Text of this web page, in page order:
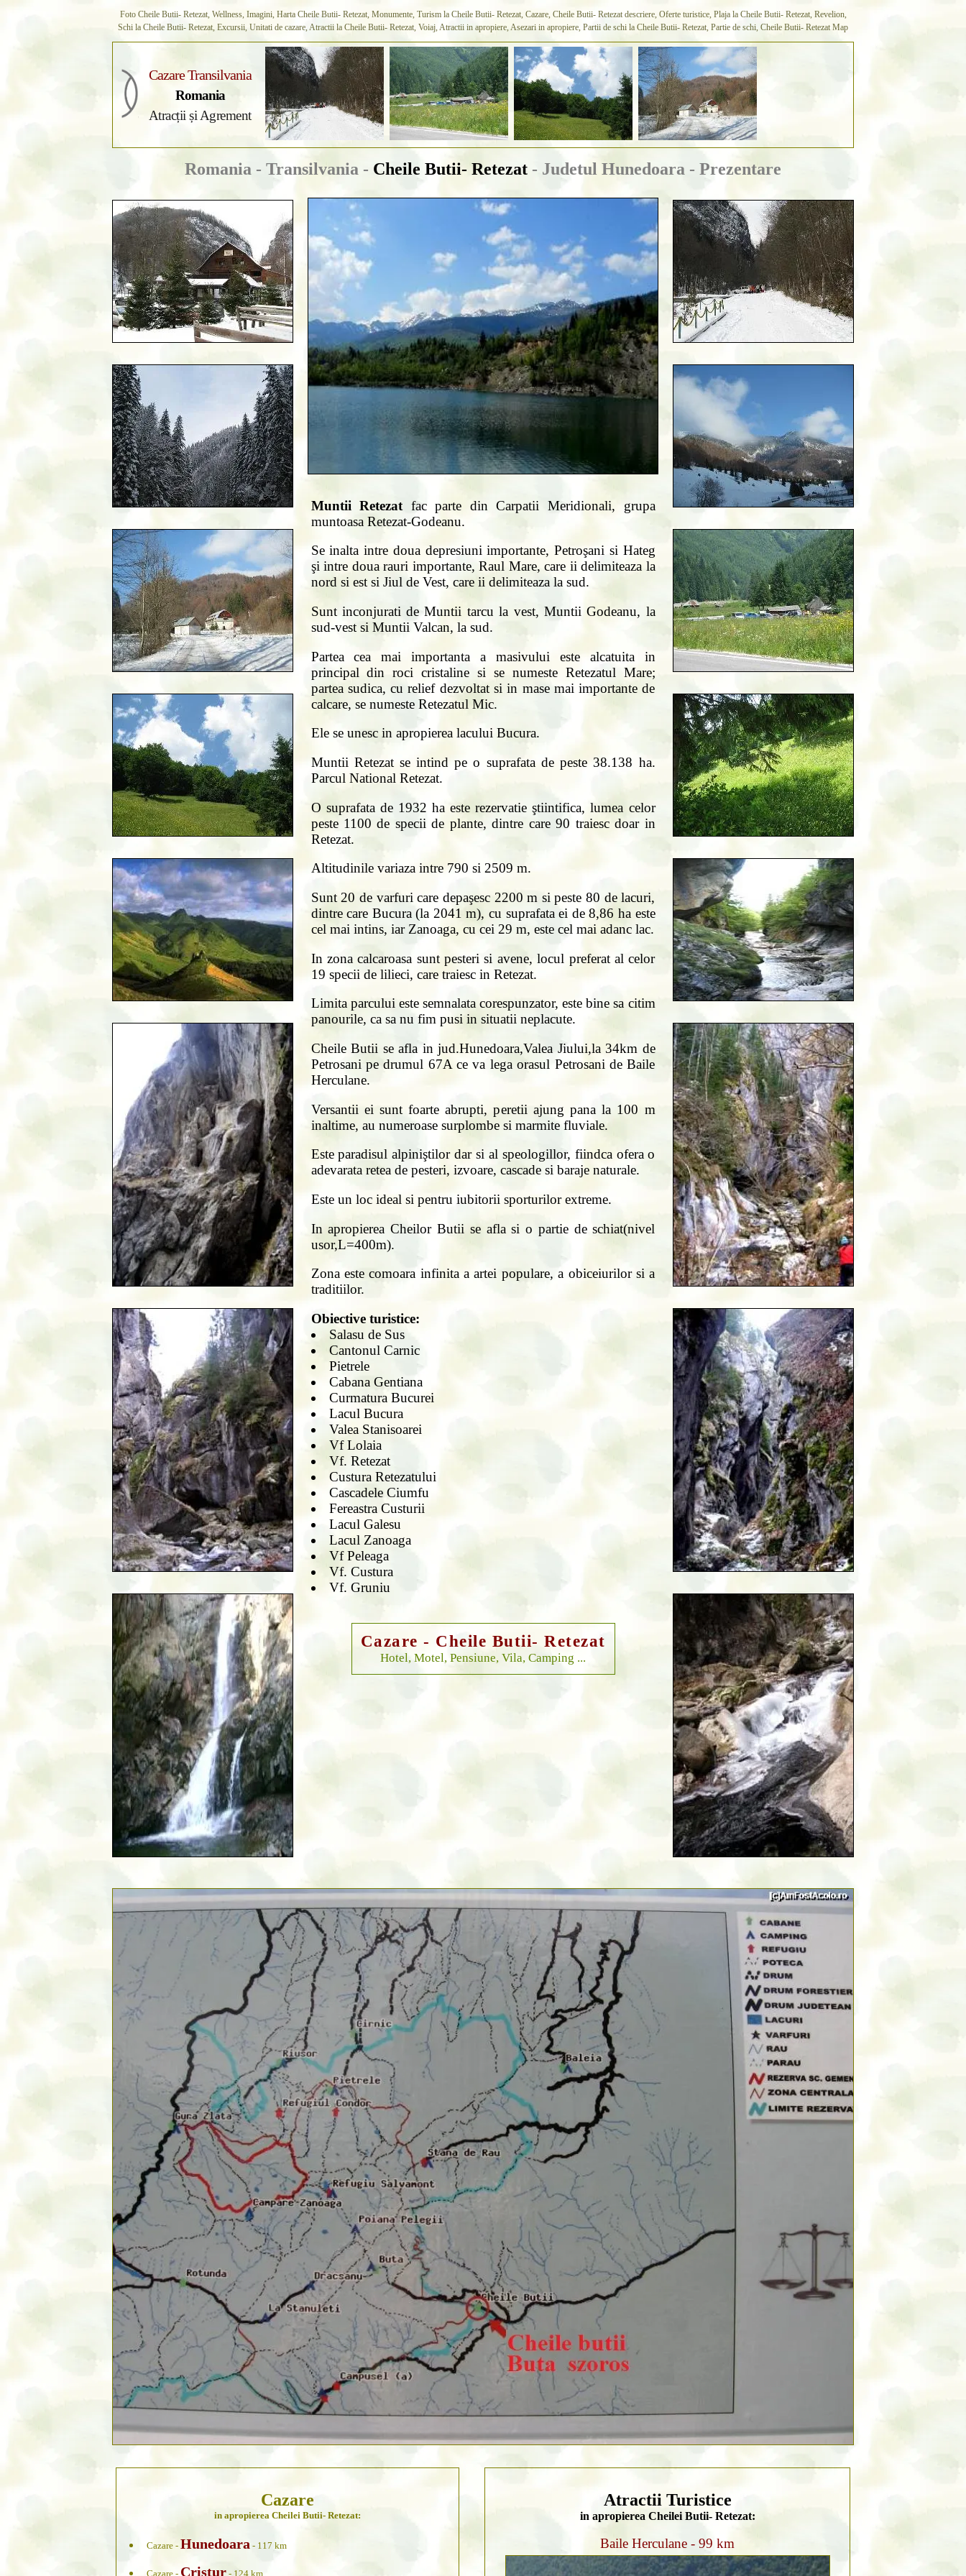
Foto Cheile Butii- Retezat, Wellness, Imagini, Harta Cheile Butii- Retezat, Monumente, Turism la Cheile Butii- Retezat, Cazare, Cheile Butii- Retezat descriere, Oferte turistice, Plaja la Cheile Butii- Retezat, Revelion,
Schi la Cheile Butii- Retezat, Excursii, Unitati de cazare, Atractii la Cheile Butii- Retezat, Voiaj, Atractii in apropiere, Asezari in apropiere, Partii de schi la Cheile Butii- Retezat, Partie de schi, Cheile Butii- Retezat Map
Cazare Transilvania
Romania
Atracții și Agrement
Romania - Transilvania - Cheile Butii- Retezat - Judetul Hunedoara - Prezentare
Muntii Retezat fac parte din Carpatii Meridionali, grupa
muntoasa Retezat-Godeanu.
Se inalta intre doua depresiuni importante, Petroşani si Hateg
şi intre doua rauri importante, Raul Mare, care ii delimiteaza la
nord si est si Jiul de Vest, care ii delimiteaza la sud.
Sunt inconjurati de Muntii tarcu la vest, Muntii Godeanu, la
sud-vest si Muntii Valcan, la sud.
Partea cea mai importanta a masivului este alcatuita in
principal din roci cristaline si se numeste Retezatul Mare;
partea sudica, cu relief dezvoltat si in mase mai importante de
calcare, se numeste Retezatul Mic.
Ele se unesc in apropierea lacului Bucura.
Muntii Retezat se intind pe o suprafata de peste 38.138 ha.
Parcul National Retezat.
O suprafata de 1932 ha este rezervatie ştiintifica, lumea celor
peste 1100 de specii de plante, dintre care 90 traiesc doar in
Retezat.
Altitudinile variaza intre 790 si 2509 m.
Sunt 20 de varfuri care depaşesc 2200 m si peste 80 de lacuri,
dintre care Bucura (la 2041 m), cu suprafata ei de 8,86 ha este
cel mai intins, iar Zanoaga, cu cei 29 m, este cel mai adanc lac.
In zona calcaroasa sunt pesteri si avene, locul preferat al celor
19 specii de lilieci, care traiesc in Retezat.
Limita parcului este semnalata corespunzator, este bine sa citim
panourile, ca sa nu fim pusi in situatii neplacute.
Cheile Butii se afla in jud.Hunedoara,Valea Jiului,la 34km de
Petrosani pe drumul 67A ce va lega orasul Petrosani de Baile
Herculane.
Versantii ei sunt foarte abrupti, peretii ajung pana la 100 m
inaltime, au numeroase surplombe si marmite fluviale.
Este paradisul alpiniştilor dar si al speologillor, fiindca ofera o
adevarata retea de pesteri, izvoare, cascade si baraje naturale.
Este un loc ideal si pentru iubitorii sporturilor extreme.
In apropierea Cheilor Butii se afla si o partie de schiat(nivel
usor,L=400m).
Zona este comoara infinita a artei populare, a obiceiurilor si a
traditiilor.
Obiective turistice:
Salasu de Sus
Cantonul Carnic
Pietrele
Cabana Gentiana
Curmatura Bucurei
Lacul Bucura
Valea Stanisoarei
Vf Lolaia
Vf. Retezat
Custura Retezatului
Cascadele Ciumfu
Fereastra Custurii
Lacul Galesu
Lacul Zanoaga
Vf Peleaga
Vf. Custura
Vf. Gruniu
Cazare - Cheile Butii- Retezat
Hotel, Motel, Pensiune, Vila, Camping ...
Cazare
in apropierea Cheilei Butii- Retezat:
Cazare - Hunedoara - 117 km
Cazare - Cristur - 124 km
Atractii Turistice
in apropierea Cheilei Butii- Retezat:
Baile Herculane - 99 km